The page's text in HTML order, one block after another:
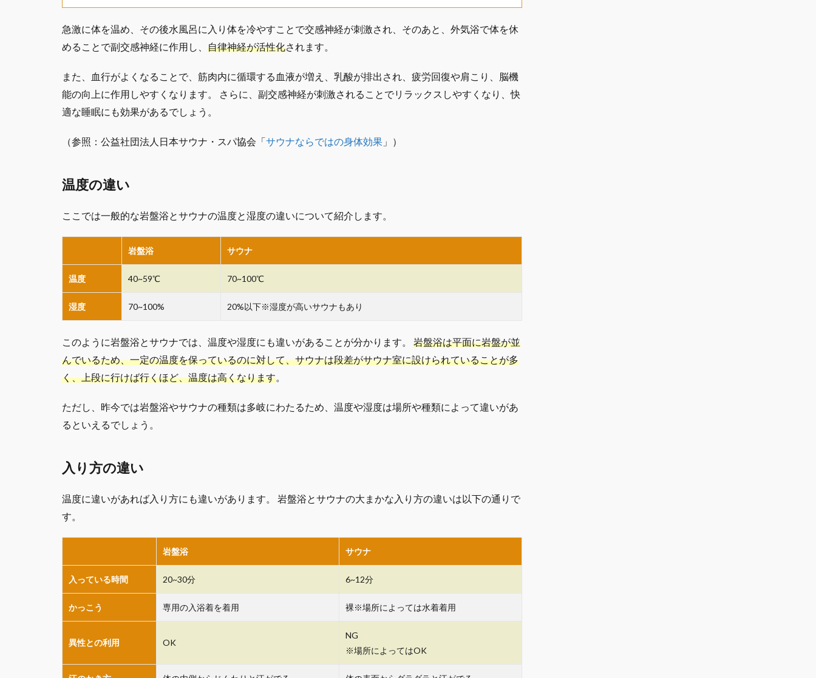
急激に体を温め、その後水風呂に入り体を冷やすことで交感神経が刺激され、そのあと、外気浴で体を休
めることで副交感神経に作用し、 自律神経が活性化されます。
また、血行がよくなることで、筋肉内に循環する血液が増え、乳酸が排出され、疲労回復や肩こり、脳機
能の向上に作用しやすくなります。 さらに、副交感神経が刺激されることでリラックスしやすくなり、快
適な睡眠にも効果があるでしょう。
（参照：公益社団法人日本サウナ・スパ協会「サウナならではの身体効果 」）
温度の違い
ここでは一般的な岩盤浴とサウナの温度と湿度の違いについて紹介します。
岩盤浴 サウナ
温度 40~59℃ 70~100℃
湿度 70~100% 20%以下※湿度が高いサウナもあり
このように岩盤浴とサウナでは、温度や湿度にも違いがあることが分かります。 岩盤浴は平面に岩盤が並
んでいるため、一定の温度を保っているのに対して、サウナは段差がサウナ室に設けられていることが多
く、上段に行けば行くほど、温度は高くなります。
ただし、昨今では岩盤浴やサウナの種類は多岐にわたるため、温度や湿度は場所や種類によって違いがあ
るといえるでしょう。
入り方の違い
温度に違いがあれば入り方にも違いがあります。 岩盤浴とサウナの大まかな入り方の違いは以下の通りで
す。
岩盤浴 サウナ
入っている時間 20~30分 6~12分
かっこう 専用の入浴着を着用 裸※場所によっては水着着用
異性との利用 OK
NG
※場所によってはOK